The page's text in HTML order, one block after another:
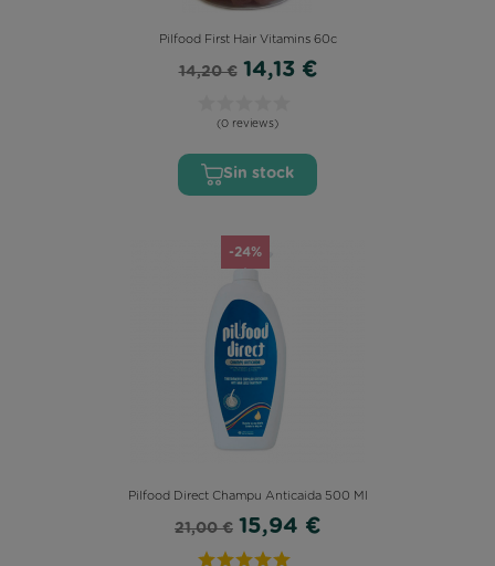
Pilfood First Hair Vitamins 60c
14,20 € 14,13 €
(0 reviews)
Sin stock
Pilfood Direct Champu Anticaida 500 Ml
21,00 € 15,94 €
-24%